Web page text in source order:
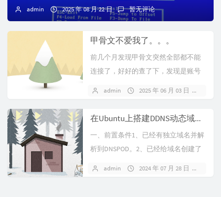
admin 2025 年 08 月 22 日 暂无评论
甲骨文不爱我了。。。
前几个月发现甲骨文突然全部都不能
连接了，好好的查了下，发现是账号
admin 2025 年 06 月 03 日
在Ubuntu上搭建DDNS动态域名解析服务
一、前置条件1、已经有独立域名并解
析到DNSPOD。2、已经给域名创建了
admin 2024 年 07 月 28 日